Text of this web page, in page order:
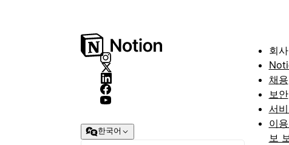
한국어
회
채용
보안
서
이
보